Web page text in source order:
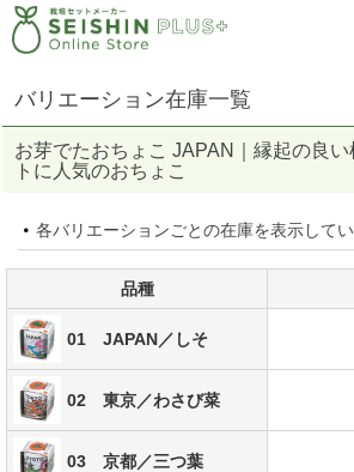
バリエーション在庫一覧
お芽でたおちょこ JAPAN｜縁起の良
トに人気のおちょこ
各バリエーションごとの在庫を表示してい
品種
01 JAPAN／しそ
02 東京／わさび菜
03 京都／三つ葉